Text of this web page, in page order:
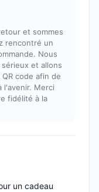
et sommes
rencontré un
Nous
et allons
code afin de
l'avenir. Merci
fidélité à la
un cadeau